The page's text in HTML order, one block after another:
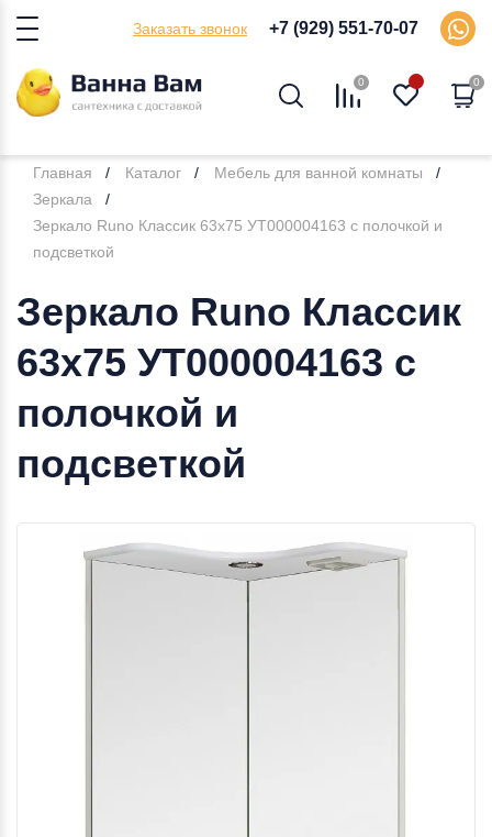
Заказать звонок +7 (929) 551-70-07
0 0
Главная Каталог
Мебель для ванной комнаты
Зеркала
Зеркало Runo Классик 63x75 УТ000004163 с полочкой и
подсветкой
Зеркало Runo Классик
63x75 УТ000004163 с
полочкой и
подсветкой